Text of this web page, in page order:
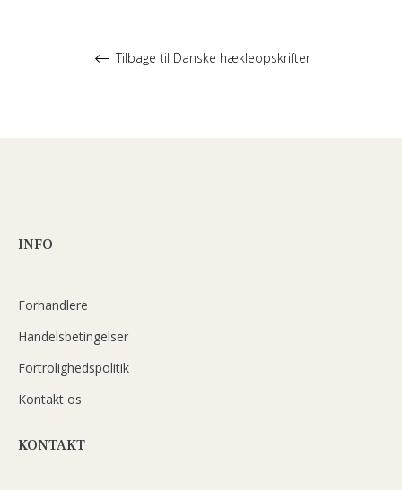
Tilbage til Danske hækleopskrifter
INFO
Forhandlere
Handelsbetingelser
Fortrolighedspolitik
Kontakt os
KONTAKT